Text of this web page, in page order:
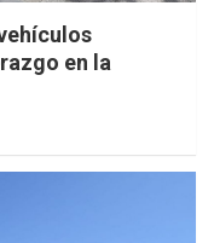
en la